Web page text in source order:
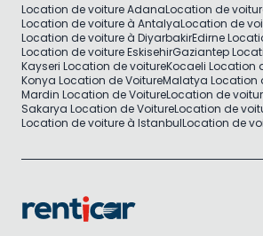
Location de voiture AdanaLocation de
Location de voiture à AntalyaLocation de
Location de voiture à DiyarbakirEdirne
Location de voiture EskisehirGaziantep
Kayseri Location de voitureKocaeli Location
Konya Location de VoitureMalatya Location
Mardin Location de VoitureLocation de
Sakarya Location de VoitureLocation de
Location de voiture à IstanbulLocation de